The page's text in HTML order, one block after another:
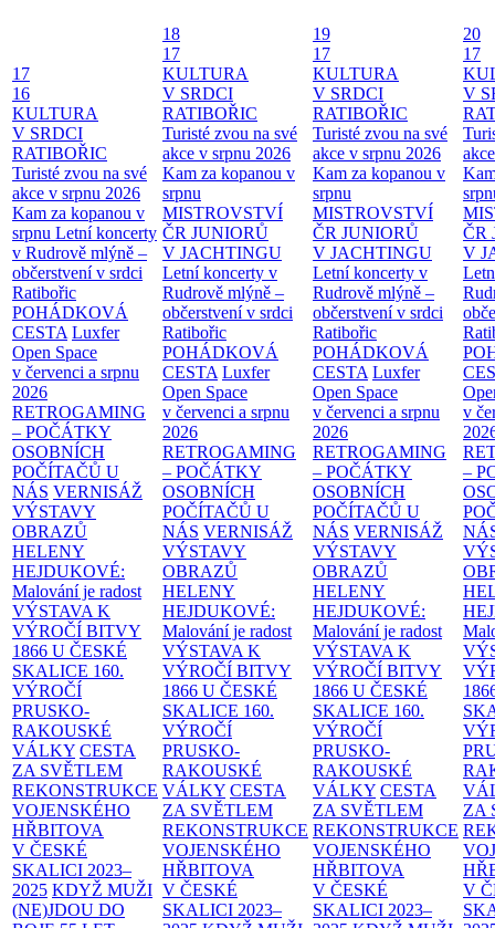
17
16
KULTURA
V SRDCI
RATIBOŘIC
Turisté zvou na své
akce v srpnu 2026
Kam za kopanou v
srpnu Letní koncerty
v Rudrově mlýně –
občerstvení v srdci
Ratibořic
POHÁDKOVÁ
CESTA Luxfer
Open Space
v červenci a srpnu
2026
RETROGAMING
– POČÁTKY
OSOBNÍCH
POČÍTAČŮ U
NÁS VERNISÁŽ
VÝSTAVY
OBRAZŮ
HELENY
HEJDUKOVÉ:
Malování je radost
VÝSTAVA K
VÝROČÍ BITVY
1866 U ČESKÉ
SKALICE 160.
VÝROČÍ
PRUSKO-
RAKOUSKÉ
VÁLKY CESTA
ZA SVĚTLEM
REKONSTRUKCE
VOJENSKÉHO
HŘBITOVA
V ČESKÉ
SKALICI 2023–
2025 KDYŽ MUŽI
(NE)JDOU DO
18
17
KULTURA
V SRDCI
RATIBOŘIC
Turisté zvou na své
akce v srpnu 2026
Kam za kopanou v
srpnu
MISTROVSTVÍ
ČR JUNIORŮ
V JACHTINGU
Letní koncerty v
Rudrově mlýně –
občerstvení v srdci
Ratibořic
POHÁDKOVÁ
CESTA Luxfer
Open Space
v červenci a srpnu
2026
RETROGAMING
– POČÁTKY
OSOBNÍCH
POČÍTAČŮ U
NÁS VERNISÁŽ
VÝSTAVY
OBRAZŮ
HELENY
HEJDUKOVÉ:
Malování je radost
VÝSTAVA K
VÝROČÍ BITVY
1866 U ČESKÉ
SKALICE 160.
VÝROČÍ
PRUSKO-
RAKOUSKÉ
VÁLKY CESTA
ZA SVĚTLEM
REKONSTRUKCE
VOJENSKÉHO
HŘBITOVA
V ČESKÉ
SKALICI 2023–
19
17
KULTURA
V SRDCI
RATIBOŘIC
Turisté zvou na své
akce v srpnu 2026
Kam za kopanou v
srpnu
MISTROVSTVÍ
ČR JUNIORŮ
V JACHTINGU
Letní koncerty v
Rudrově mlýně –
občerstvení v srdci
Ratibořic
POHÁDKOVÁ
CESTA Luxfer
Open Space
v červenci a srpnu
2026
RETROGAMING
– POČÁTKY
OSOBNÍCH
POČÍTAČŮ U
NÁS VERNISÁŽ
VÝSTAVY
OBRAZŮ
HELENY
HEJDUKOVÉ:
Malování je radost
VÝSTAVA K
VÝROČÍ BITVY
1866 U ČESKÉ
SKALICE 160.
VÝROČÍ
PRUSKO-
RAKOUSKÉ
VÁLKY CESTA
ZA SVĚTLEM
REKONSTRUKCE
VOJENSKÉHO
HŘBITOVA
V ČESKÉ
SKALICI 2023–
20
17
V
ČR
V
v
–
ZA
V